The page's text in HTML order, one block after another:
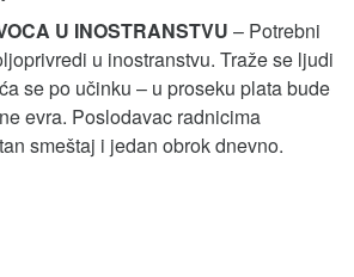
U INOSTRANSTVU – Potrebni
u inostranstvu. Traže se ljudi
se po učinku – u proseku plata bude
evra. Poslodavac radnicima
smeštaj i jedan obrok dnevno.